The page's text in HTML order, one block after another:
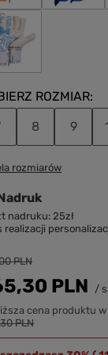
ROZMIAR
8 9
rozmiarów
nadruku: 25zł
realizacji
rękawica:
30 znaków)
PLN
PLN /
cena produktu
PLN